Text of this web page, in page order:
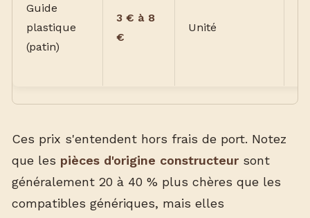
Guide
plastique
(patin)
3 € à 8
€
Unité
Ces prix s'entendent hors frais de port. Notez
que les pièces d'origine constructeur sont
généralement 20 à 40 % plus chères que les
compatibles génériques, mais elles